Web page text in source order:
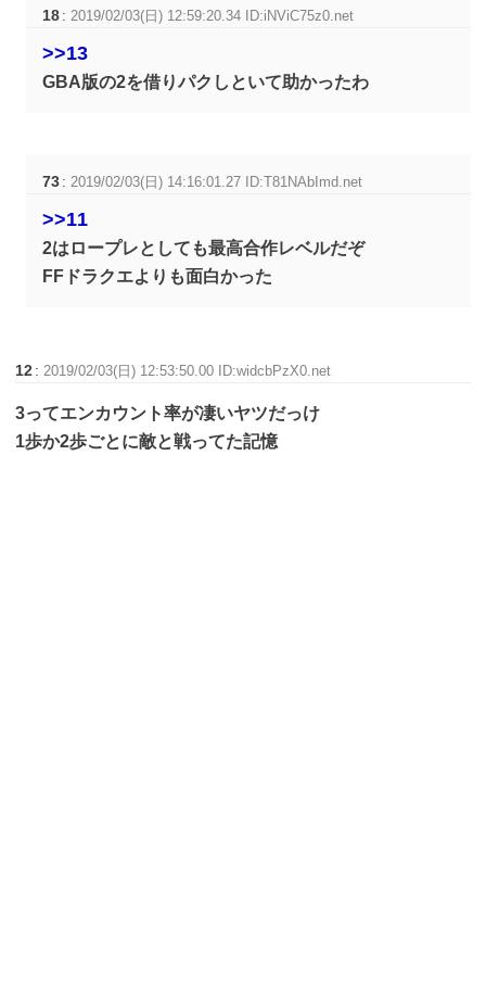
18 : 2019/02/03(日) 12:59:20.34 ID:iNViC75z0.net
>>13
GBA版の2を借りパクしといて助かったわ
73 : 2019/02/03(日) 14:16:01.27 ID:T81NAbImd.net
>>11
2はロープレとしても最高合作レベルだぞ
FFドラクエよりも面白かった
12 : 2019/02/03(日) 12:53:50.00 ID:widcbPzX0.net
3ってエンカウント率が凄いヤツだっけ
1歩か2歩ごとに敵と戦ってた記憶